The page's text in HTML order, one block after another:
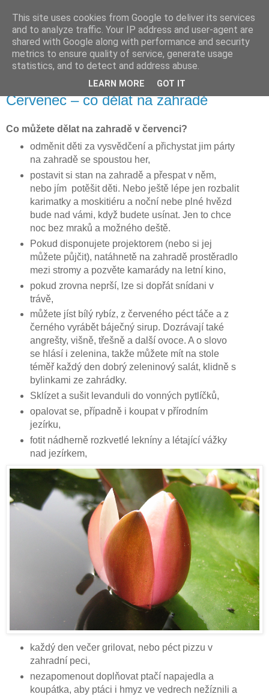
Vysněná zahrada
Blog o plánování a realizování vysněné zahrady.
sobota 30. června 2012
Červenec – co dělat na zahradě
Co můžete dělat na zahradě v červenci?
odměnit děti za vysvědčení a přichystat jim párty
na zahradě se spoustou her,
postavit si stan na zahradě a přespat v něm,
nebo jím potěšit děti. Nebo ještě lépe jen rozbalit
karimatky a moskitiéru a noční nebe plné hvězd
bude nad vámi, když budete usínat. Jen to chce
noc bez mraků a možného deště.
Pokud disponujete projektorem (nebo si jej
můžete půjčit), natáhnetě na zahradě prostěradlo
mezi stromy a pozvěte kamarády na letní kino,
pokud zrovna neprší, lze si dopřát snídani v
trávě,
můžete jíst bílý rybíz, z červeného péct táče a z
černého vyrábět báječný sirup. Dozrávají také
angrešty, višně, třešně a další ovoce. A o slovo
se hlásí i zelenina, takže můžete mít na stole
téměř každý den dobrý zeleninový salát, klidně s
bylinkami ze zahrádky.
Sklízet a sušit levanduli do vonných pytlíčků,
opalovat se, případně i koupat v přírodním
jezírku,
fotit nádherně rozkvetlé lekníny a létající vážky
nad jezírkem,
každý den večer grilovat, nebo péct pizzu v
zahradní peci,
nezapomenout doplňovat ptačí napajedla a
koupátka, aby ptáci i hmyz ve vedrech nežíznili a
This site uses cookies from Google to deliver its services
and to analyze traffic. Your IP address and user-agent are
shared with Google along with performance and security
metrics to ensure quality of service, generate usage
statistics, and to detect and address abuse.
LEARN MORE GOT IT